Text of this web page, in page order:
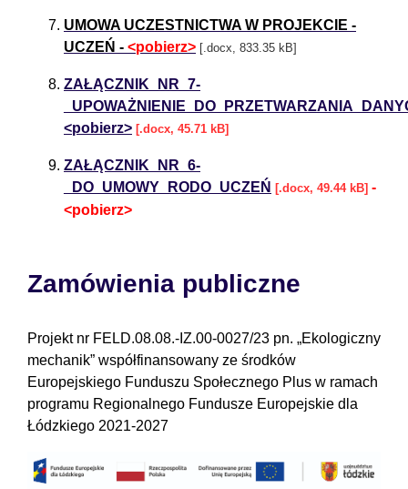
UMOWA UCZESTNICTWA W PROJEKCIE -
UCZEŃ - <pobierz> [.docx, 833.35 kB]
ZAŁĄCZNIK_NR_7-
<pobierz> [.docx, 45.71 kB]
ZAŁĄCZNIK_NR_6-
_DO_UMOWY_RODO_UCZEŃ [.docx, 49.44 kB] -
<pobierz>
Zamówienia publiczne
Projekt nr FELD.08.08.-IZ.00-0027/23 pn. „Ekologiczny
mechanik” współfinansowany ze środków
Europejskiego Funduszu Społecznego Plus w ramach
programu Regionalnego Fundusze Europejskie dla
Łódzkiego 2021-2027